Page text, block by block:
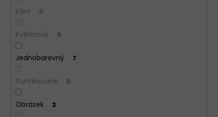
Káro 0
Květinový 0
Jednobarevný 7
Puntíkované 0
Obrázek 2